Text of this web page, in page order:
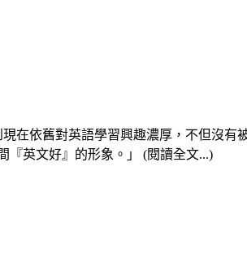
在依舊對英語學習興趣濃厚，不但沒有
『英文好』的形象。」 (閱讀全文...)